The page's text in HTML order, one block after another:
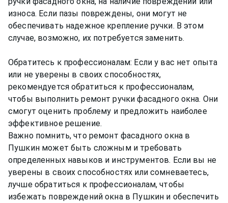
износа. Если пазы повреждены, они могут не
обеспечивать надежное крепление ручки. В этом
случае, возможно, их потребуется заменить.
Обратитесь к профессионалам: Если у вас нет опыта
или не уверены в своих способностях,
рекомендуется обратиться к профессионалам,
чтобы выполнить ремонт ручки фасадного окна. Они
смогут оценить проблему и предложить наиболее
эффективное решение.
Важно помнить, что ремонт фасадного окна в
Пушкин может быть сложным и требовать
определенных навыков и инструментов. Если вы не
уверены в своих способностях или сомневаетесь,
лучше обратиться к профессионалам, чтобы
избежать повреждений окна в Пушкин и обеспечить